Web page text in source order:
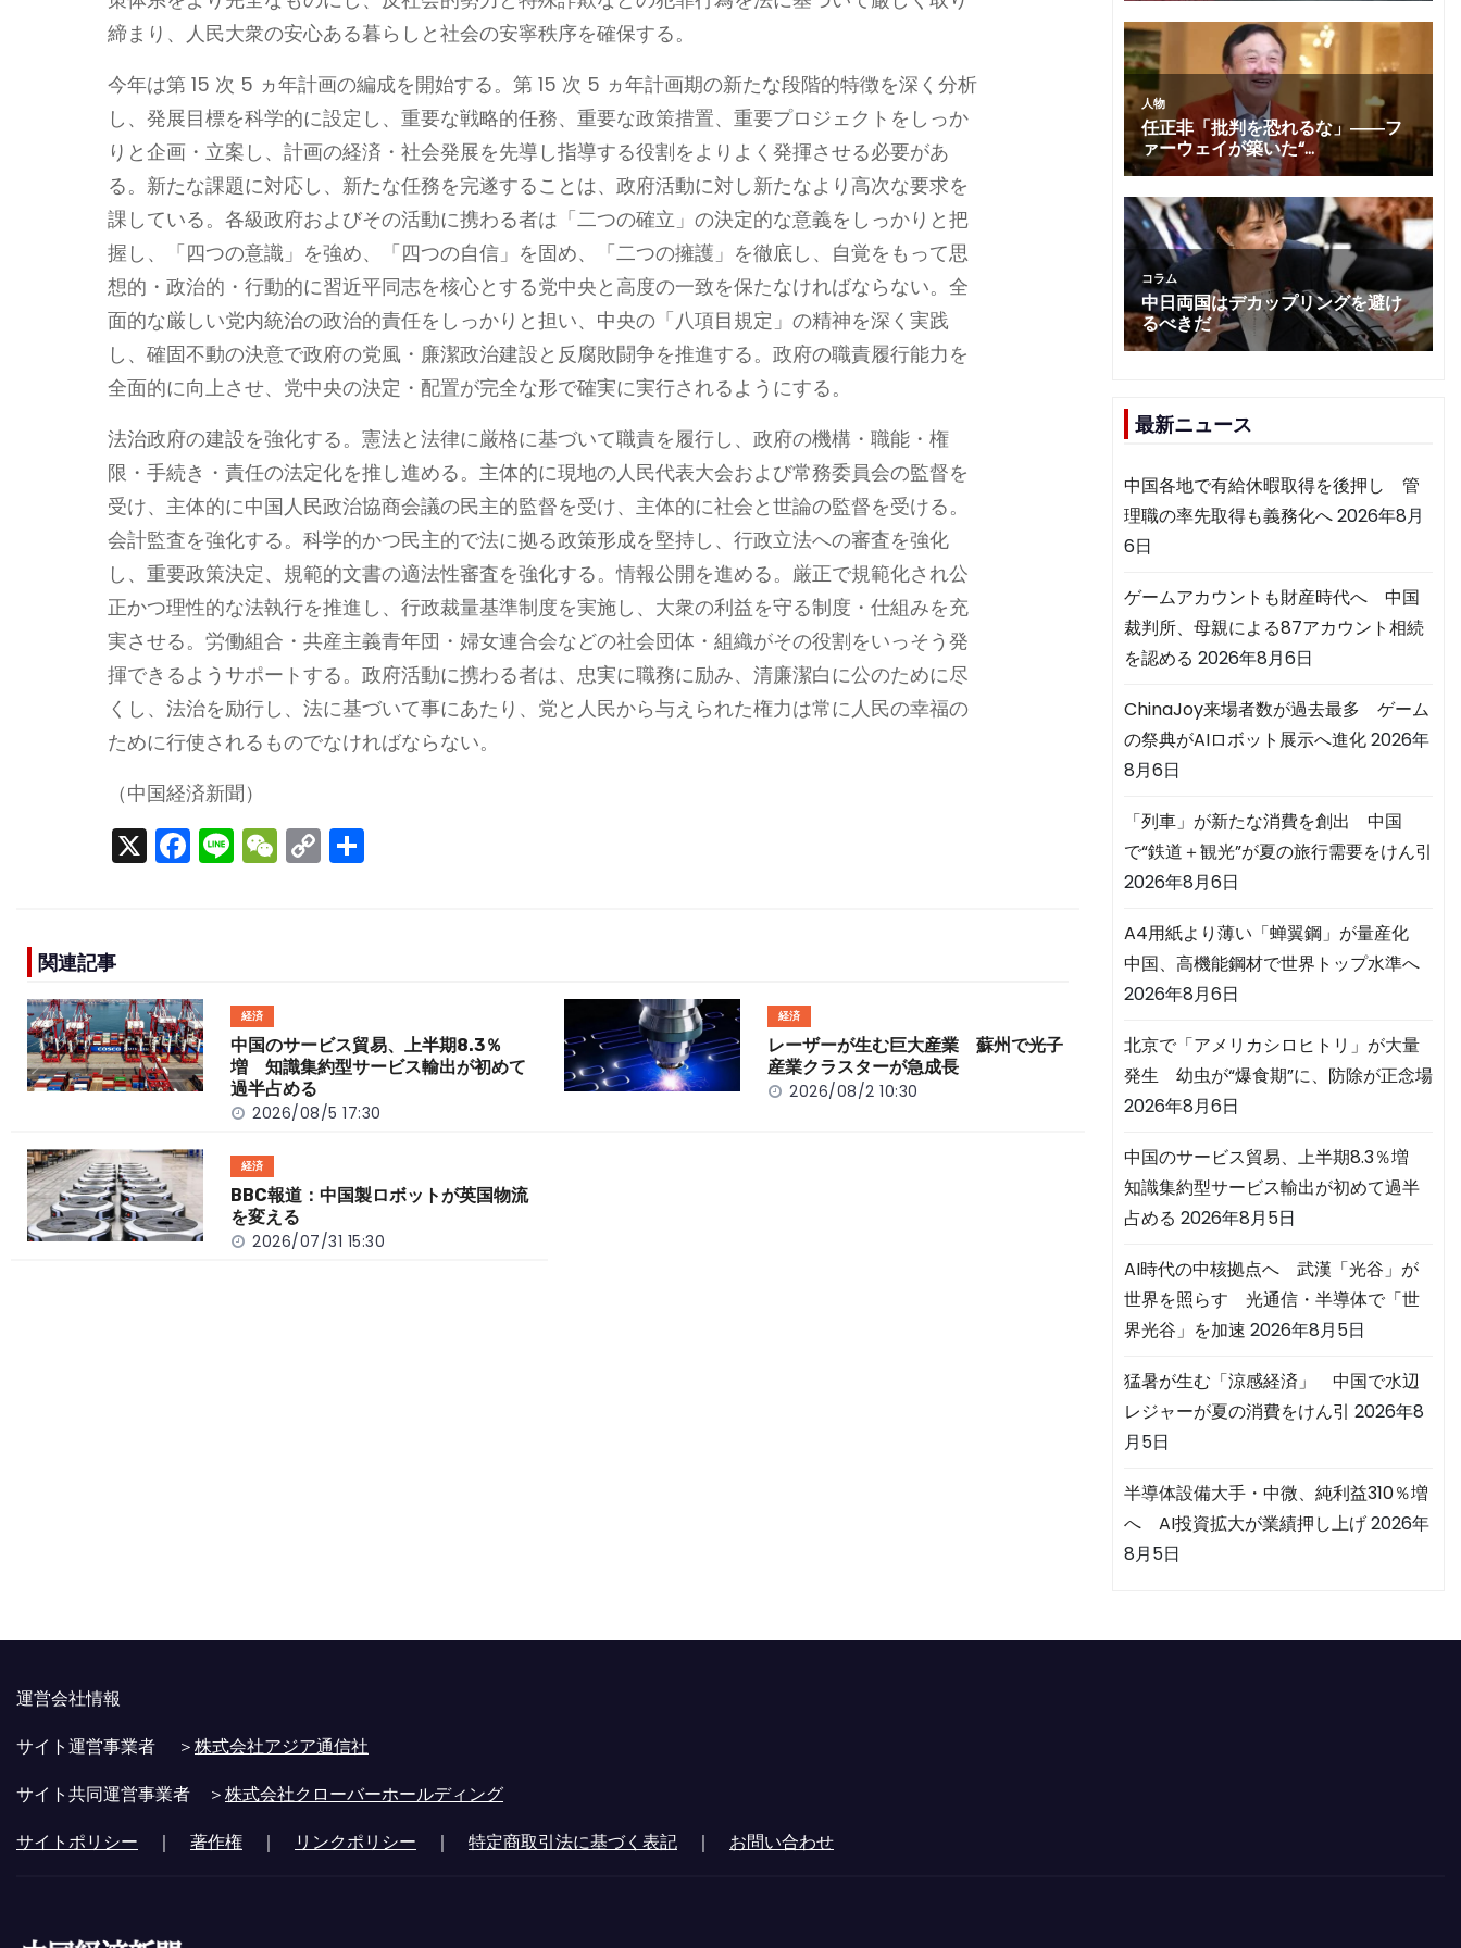
締まり、人民大衆の安心ある暮らしと社会の安寧秩序を確保する。
今年は第 15 次 5 ヵ年計画の編成を開始する。第 15 次 5 ヵ年計画期の新たな段階的特徴を深く分析
し、発展目標を科学的に設定し、重要な戦略的任務、重要な政策措置、重要プロジェクトをしっか
りと企画・立案し、計画の経済・社会発展を先導し指導する役割をよりよく発揮させる必要があ
る。新たな課題に対応し、新たな任務を完遂することは、政府活動に対し新たなより高次な要求を
課している。各級政府およびその活動に携わる者は「二つの確立」の決定的な意義をしっかりと把
握し、「四つの意識」を強め、「四つの自信」を固め、「二つの擁護」を徹底し、自覚をもって思
想的・政治的・行動的に習近平同志を核心とする党中央と高度の一致を保たなければならない。全
面的な厳しい党内統治の政治的責任をしっかりと担い、中央の「八項目規定」の精神を深く実践
し、確固不動の決意で政府の党風・廉潔政治建設と反腐敗闘争を推進する。政府の職責履行能力を
全面的に向上させ、党中央の決定・配置が完全な形で確実に実行されるようにする。
法治政府の建設を強化する。憲法と法律に厳格に基づいて職責を履行し、政府の機構・職能・権
限・手続き・責任の法定化を推し進める。主体的に現地の人民代表大会および常務委員会の監督を
受け、主体的に中国人民政治協商会議の民主的監督を受け、主体的に社会と世論の監督を受ける。
会計監査を強化する。科学的かつ民主的で法に拠る政策形成を堅持し、行政立法への審査を強化
し、重要政策決定、規範的文書の適法性審査を強化する。情報公開を進める。厳正で規範化され公
正かつ理性的な法執行を推進し、行政裁量基準制度を実施し、大衆の利益を守る制度・仕組みを充
実させる。労働組合・共産主義青年団・婦女連合会などの社会団体・組織がその役割をいっそう発
揮できるようサポートする。政府活動に携わる者は、忠実に職務に励み、清廉潔白に公のために尽
くし、法治を励行し、法に基づいて事にあたり、党と人民から与えられた権力は常に人民の幸福の
ために行使されるものでなければならない。
（中国経済新聞）
X F
a
o
o
k
Li
n
W
e
C
o
k
関連記事
経済
中国のサービス貿易、上半期8.3％
増 知識集約型サービス輸出が初めて
過半占める
2026/08/5 17:30
経済
レーザーが生む巨大産業 蘇州で光子
産業クラスターが急成長
2026/08/2 10:30
経済
BBC報道：中国製ロボットが英国物流
を変える
2026/07/31 15:30
最新ニュース
中国各地で有給休暇取得を後押し 管
理職の率先取得も義務化へ2026年8月
6日
ゲームアカウントも財産時代へ 中国
裁判所、母親による87アカウント相続
を認める 2026年8月6日
ChinaJoy来場者数が過去最多 ゲーム
の祭典がAIロボット展示へ進化2026年
8月6日
「列車」が新たな消費を創出 中国
で“鉄道＋観光”が夏の旅行需要をけん引
2026年8月6日
A4用紙より薄い「蝉翼鋼」が量産化
中国、高機能鋼材で世界トップ水準へ
2026年8月6日
北京で「アメリカシロヒトリ」が大量
発生 幼虫が“爆食期”に、防除が正念場
2026年8月6日
中国のサービス貿易、上半期8.3％増
知識集約型サービス輸出が初めて過半
占める 2026年8月5日
AI時代の中核拠点へ 武漢「光谷」が
世界を照らす 光通信・半導体で「世
界光谷」を加速 2026年8月5日
猛暑が生む「涼感経済」 中国で水辺
レジャーが夏の消費をけん引 2026年8
月5日
半導体設備大手・中微、純利益310％増
へ AI投資拡大が業績押し上げ2026年
8月5日
運営会社情報
サイト運営事業者 ＞株式会社アジア通信社
サイト共同運営事業者 ＞株式会社クローバーホールディング
サイトポリシー ｜ 著作権 ｜ リンクポリシー ｜ 特定商取引法に基づく表記 ｜ お問い合わせ